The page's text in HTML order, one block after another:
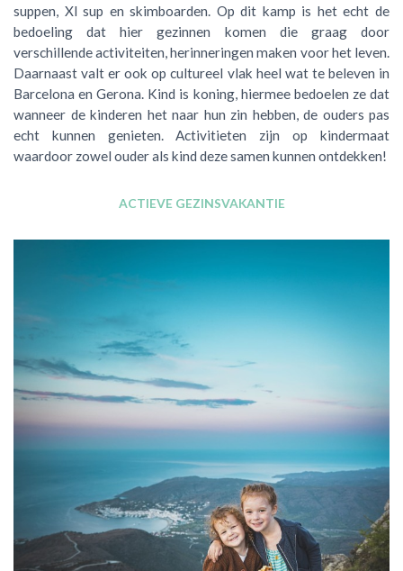
suppen, Xl sup en skimboarden. Op dit kamp is het echt de
bedoeling dat hier gezinnen komen die graag door
verschillende activiteiten, herinneringen maken voor het leven.
Daarnaast valt er ook op cultureel vlak heel wat te beleven in
Barcelona en Gerona. Kind is koning, hiermee bedoelen ze dat
wanneer de kinderen het naar hun zin hebben, de ouders pas
echt kunnen genieten. Activitieten zijn op kindermaat
waardoor zowel ouder als kind deze samen kunnen ontdekken!
ACTIEVE GEZINSVAKANTIE